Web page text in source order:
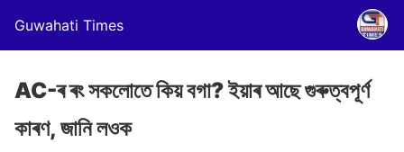
Guwahati Times
AC-ৰ ৰং সকলোতে কিয় বগা? ইয়াৰ আছে গুৰুত্বপূৰ্ণ
কাৰণ, জানি লওক